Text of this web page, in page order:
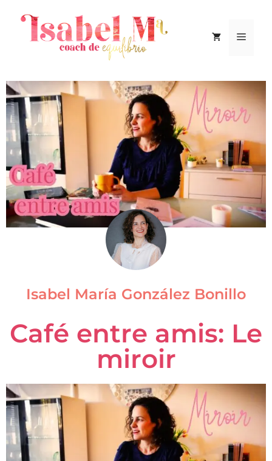
Isabel María González Bonillo
Café entre amis: Le
miroir